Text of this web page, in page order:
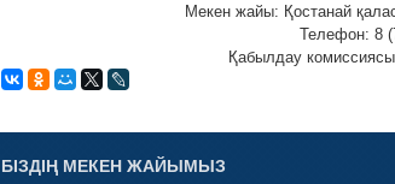
Мекен жайы: Қостанай
Телефон: 8
Қабылдау
БІЗДІҢ МЕКЕН ЖАЙЫМЫЗ